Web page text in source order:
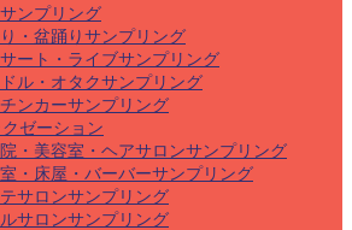
ンプリング
・盆踊りサンプリング
ート・ライブサンプリング
ル・オタクサンプリング
ンカーサンプリング
ゼーション
・美容室・ヘアサロンサンプリング
・床屋・バーバーサンプリング
サロンサンプリング
サロンサンプリング